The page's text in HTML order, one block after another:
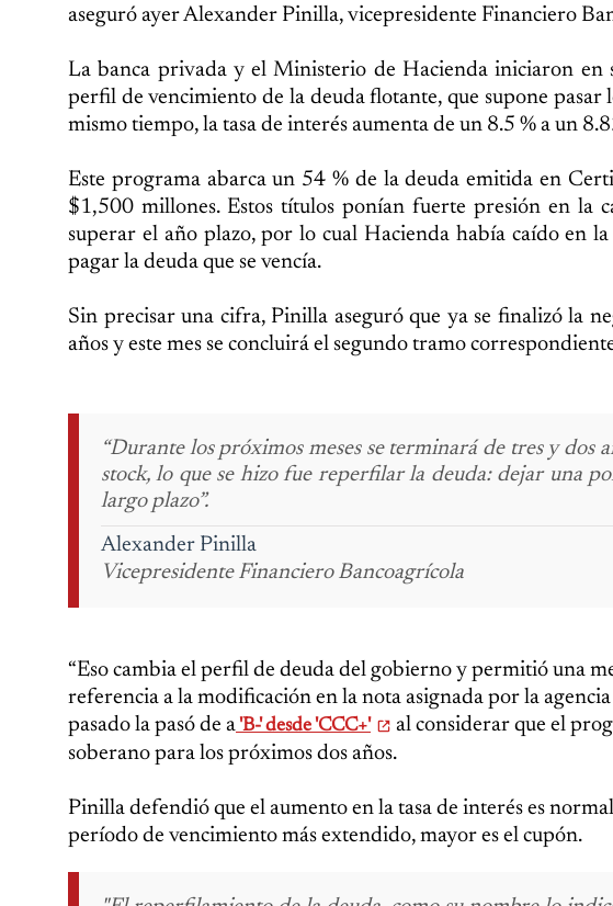
aseguró ayer Alexander Pinilla, vicepresidente Financiero
La banca privada y el Ministerio de Hacienda iniciaron
perfil de vencimiento de la deuda flotante, que supone pasar
mismo tiempo, la tasa de interés aumenta de un 8.5 % a un
Este programa abarca un 54 % de la deuda emitida en
$1,500 millones. Estos títulos ponían fuerte presión en la
superar el año plazo, por lo cual Hacienda había caído en
pagar la deuda que se vencía.
Sin precisar una cifra, Pinilla aseguró que ya se finalizó la
años y este mes se concluirá el segundo tramo
“Durante los próximos meses se terminará de tres y dos
stock, lo que se hizo fue reperfilar la deuda: dejar una
largo plazo”.
Alexander Pinilla
Vicepresidente Financiero Bancoagrícola
“Eso cambia el perfil de deuda del gobierno y permitió una
referencia a la modificación en la nota asignada por la
pasado la pasó de a 'B-' desde 'CCC+'
al considerar que el
soberano para los próximos dos años.
Pinilla defendió que el aumento en la tasa de interés es
período de vencimiento más extendido, mayor es el cupón.